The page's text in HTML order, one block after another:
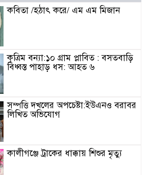
কবিতা /হঠাৎ করে/ এম এম মিজান
কৃত্রিম বন্যা:১০ গ্রাম প্লাবিত : বসতবাড়ি
বিধ্বস্ত পাহাড় ধস: আহত ৬
সম্পত্তি দখলের অপচেষ্টা:ইউএনও বরাবর
লিখিত অভিযোগ
কালীগঞ্জে ট্রাকের ধাক্কায় শিশুর মৃত্যু